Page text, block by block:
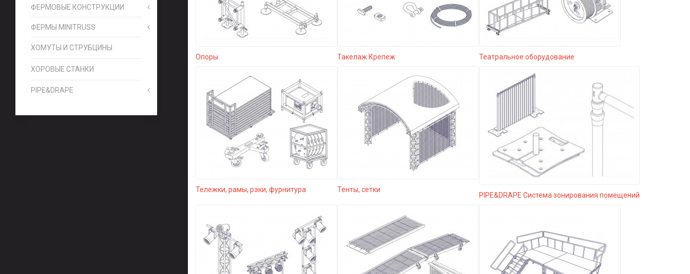
ФЕРМОВЫЕ КОНСТРУКЦИИ
ФЕРМЫ MINITRUSS
ХОМУТЫ И СТРУБЦИНЫ
ХОРОВЫЕ СТАНКИ
PIPE&DRAPE
Опоры Такелаж Крепеж Театральное оборудование
Тележки, рамы, рэки, фурнитура Тенты, сетки
PIPE&DRAPE Система зонирования помещений